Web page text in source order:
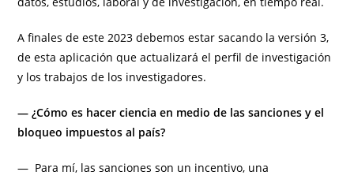
A finales de este 2023 debemos estar sacando la versión 3,
de esta aplicación que actualizará el perfil de investigación
y los trabajos de los investigadores.
— ¿Cómo es hacer ciencia en medio de las sanciones y el
bloqueo impuestos al país?
— Para mí, las sanciones son un incentivo, una